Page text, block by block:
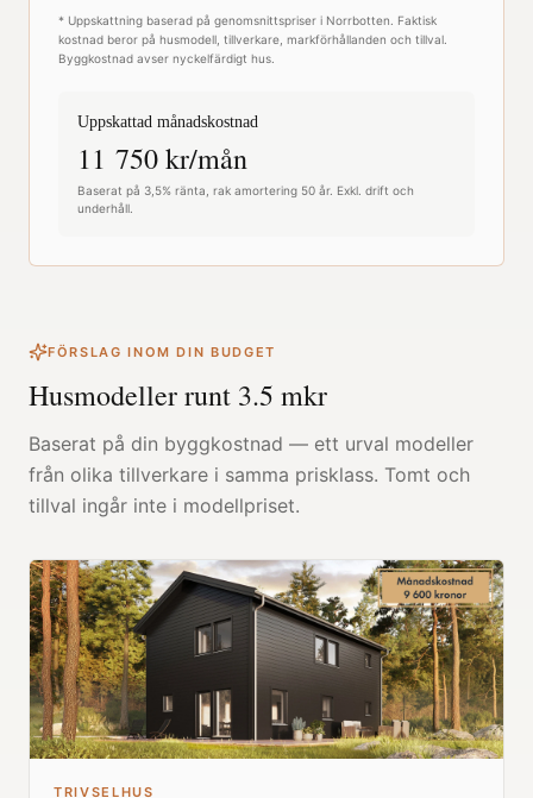
* Uppskattning baserad på genomsnittspriser i Norrbotten . Faktisk
kostnad beror på husmodell, tillverkare, markförhållanden och tillval.
Byggkostnad avser nyckelfärdigt hus.
Uppskattad månadskostnad
11 750kr/mån
Baserat på 3,5% ränta, rak amortering 50 år. Exkl. drift och
underhåll.
FÖRSLAG INOM DIN BUDGET
Husmodeller runt 3.5 mkr
Baserat på din byggkostnad — ett urval modeller
från olika tillverkare i samma prisklass. Tomt och
tillval ingår inte i modellpriset.
TRIVSELHUS